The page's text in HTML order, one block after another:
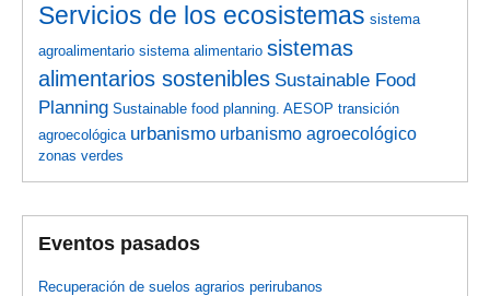
Servicios de los ecosistemas sistema
agroalimentario sistema alimentario sistemas
alimentarios sostenibles Sustainable Food
Planning Sustainable food planning. AESOP transición
agroecológica urbanismo urbanismo agroecológico
zonas verdes
Eventos pasados
Recuperación de suelos agrarios perirubanos